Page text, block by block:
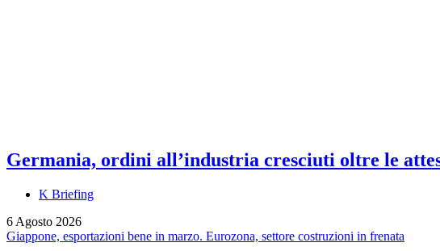
Germania, ordini all’industria cresciuti oltre le
K Briefing
6 Agosto 2026
Giappone, esportazioni bene in marzo. Eurozona, settore costruzioni in frenata